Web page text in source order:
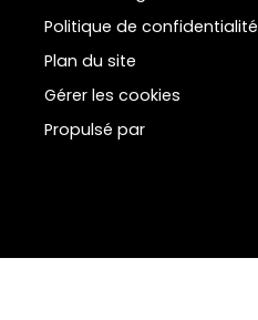
Politique de confidentialité
Plan du site
Gérer les cookies
Propulsé par